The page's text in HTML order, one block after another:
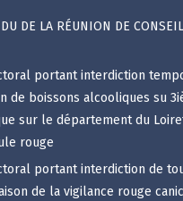
DE LA RÉUNION DE
portant interdiction
de boissons alcooliques su
sur le département du
rouge
portant interdiction de
de la vigilance rouge